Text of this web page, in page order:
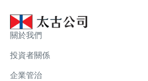
關於我們
投資者關係
企業管治